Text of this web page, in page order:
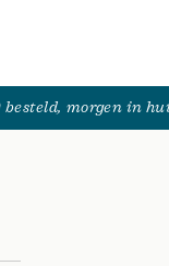
besteld, morgen in